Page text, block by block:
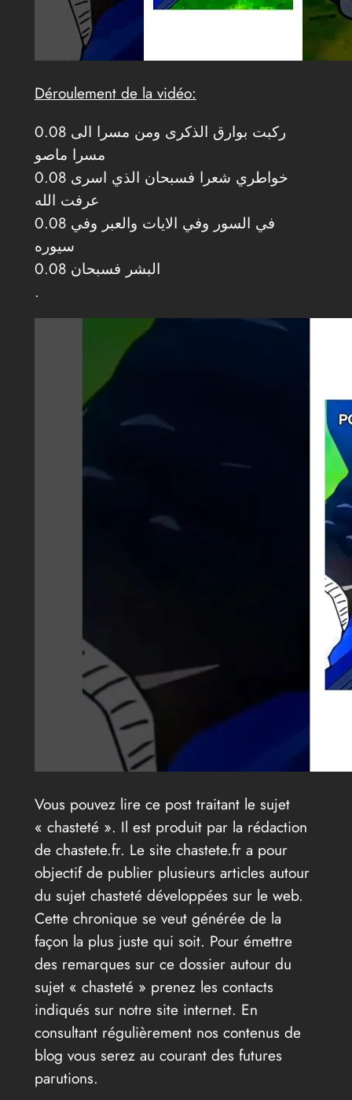
Déroulement de la vidéo:
0.08 ركبت بوارق الذكرى ومن مسرا الى
مسرا ماصو
0.08 خواطري شعرا فسبحان الذي اسرى
عرفت الله
0.08 في السور وفي الايات والعبر وفي
سيوره
0.08 البشر فسبحان
.
Vous pouvez lire ce post traitant le sujet
« chasteté ». Il est produit par la rédaction
de chastete.fr. Le site chastete.fr a pour
objectif de publier plusieurs articles autour
du sujet chasteté développées sur le web.
Cette chronique se veut générée de la
façon la plus juste qui soit. Pour émettre
des remarques sur ce dossier autour du
sujet « chasteté » prenez les contacts
indiqués sur notre site internet. En
consultant régulièrement nos contenus de
blog vous serez au courant des futures
parutions.